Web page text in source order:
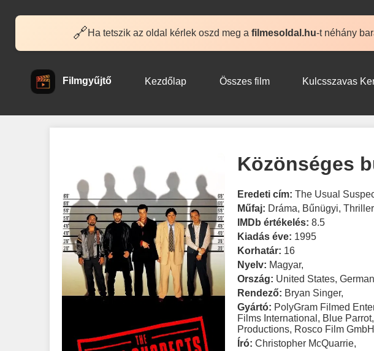
🔗Ha tetszik az oldal kérlek oszd meg a filmesoldal.hu-t néhány
Filmgyűjtő Kezdőlap Összes film Kulcsszavas
Közönséges
Eredeti cím: The Usual
Műfaj: Dráma, Bűnügyi,Thriller
IMDb értékelés: 8.5
Kiadás éve: 1995
Korhatár: 16
Nyelv: Magyar,
Ország: United States,
Rendező: Bryan Singer,
Gyártó: PolyGram Filmed
Films International , Blue Parrot,
Productions, Rosco Film GmbH
Író: Christopher McQuarrie,